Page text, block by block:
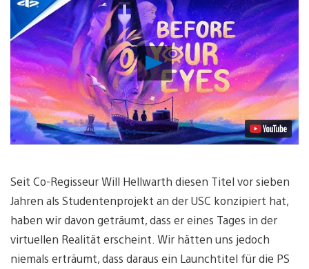
Video
abspielen
Seit Co-Regisseur Will Hellwarth diesen Titel vor sieben
Jahren als Studentenprojekt an der USC konzipiert hat,
haben wir davon geträumt, dass er eines Tages in der
virtuellen Realität erscheint. Wir hätten uns jedoch
niemals erträumt, dass daraus ein Launchtitel für die PS